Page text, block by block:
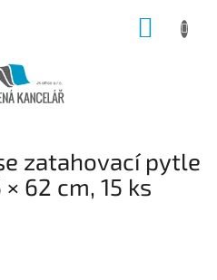
zatahovací pytle
62 cm, 15 ks